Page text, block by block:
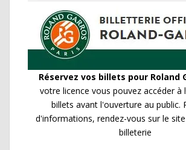
Réservez vos billets pour Roland
votre licence vous pouvez accéder à
billets avant l'ouverture au public.
d'informations, rendez-vous sur le
billeterie